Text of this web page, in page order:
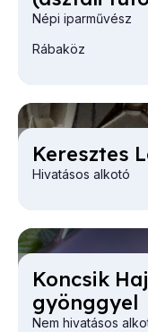
Népi iparművész
Rábaköz
Ke­resz­tes
Hivatásos alkotó
Kon­csik
gyönggyel
Nem hivatásos